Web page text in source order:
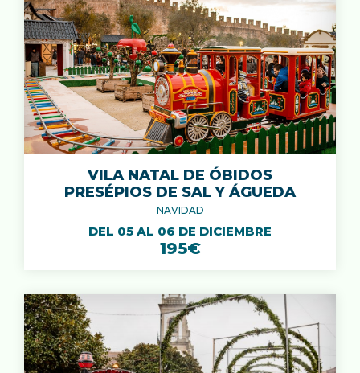
VILA NATAL DE ÓBIDOS
PRESÉPIOS DE SAL Y ÁGUEDA
NAVIDAD
DEL 05 AL 06 DE DICIEMBRE
195€